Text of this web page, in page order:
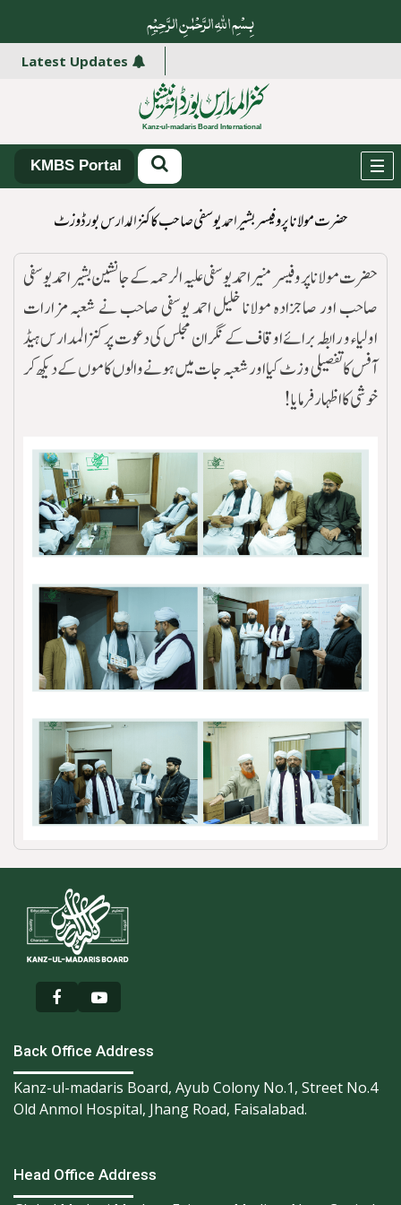
بِسْمِ اللہِ الرَّحْمٰنِ الرَّ حِیْمِ
Latest Updates
KMBS Portal
حضرت مولانا پروفیسر بشیر احمد یوسفی صاحب كا کنزالمدارس بورڈ وزٹ
حضرت مولانا پروفیسر منیر احمد یوسفی علیہ الرحمہ کے جانشین بشیر احمد یوسفی
صاحب اور صاجزادہ مولانا خلیل احمد یوسفی صاحب نے شعبہ مزارات
اولیاء و رابطہ برائے اوقاف کے نگران مجلس کی دعوت پر کنزالمدارس ہیڈ
آفس کا تفصیلی وزٹ کیا اور شعبہ جات میں ہونے والوں کاموں کے دیکھ کر
خوشی کا اظہار فرمایا !
Back Office Address
Kanz-ul-madaris Board, Ayub Colony No.1, Street No.4
Old Anmol Hospital, Jhang Road, Faisalabad.
Head Office Address